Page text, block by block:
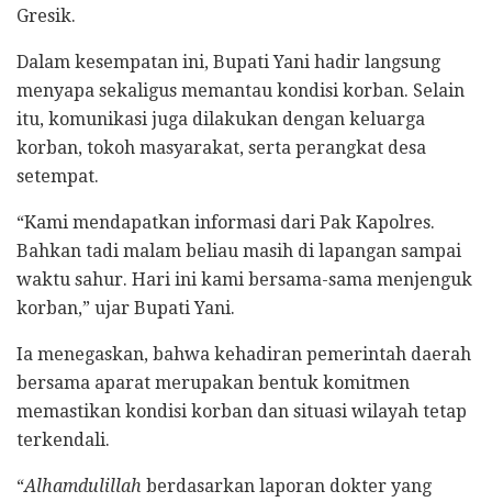
Gresik.
Dalam kesempatan ini, Bupati Yani hadir langsung
menyapa sekaligus memantau kondisi korban. Selain
itu, komunikasi juga dilakukan dengan keluarga
korban, tokoh masyarakat, serta perangkat desa
setempat.
“Kami mendapatkan informasi dari Pak Kapolres.
Bahkan tadi malam beliau masih di lapangan sampai
waktu sahur. Hari ini kami bersama-sama menjenguk
korban,” ujar Bupati Yani.
Ia menegaskan, bahwa kehadiran pemerintah daerah
bersama aparat merupakan bentuk komitmen
memastikan kondisi korban dan situasi wilayah tetap
terkendali.
“Alhamdulillah berdasarkan laporan dokter yang